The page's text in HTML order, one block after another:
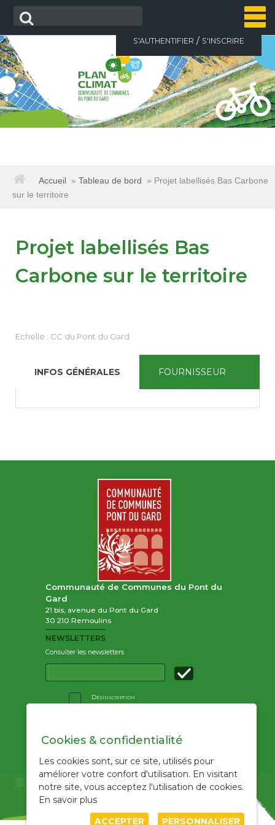
Aller
Recherche
S'AUTHENTIFIER / S'INSCRIRE
LE PLAN CLIMAT ▼
GROUPES DE TRAVAIL
CONTRIBUEZ
Accueil » Tableau de bord » Projet labellisés Bas Carbone
sur le territoire
Projet labellisés Bas
Carbone sur le territoire
Echelle : CC du Pont du Gard
INFOS GÉNÉRALES FOURNISSEUR
Communauté de Communes du Pont du
Gard
21 bis, avenue du Pont du Gard
30 210 Remoulins
NEWSLETTERS
Consulter les newsletters
:
Désinscription
Les actualités / RSS
Le plan climat
Programme d'actions
Tableau de bord
Cookies & confidentialité
Les cookies sont, sur ce site, utilisés pour
améliorer votre confort d'utilisation. En visitant
notre site, vous acceptez l'utilisation de cookies.
En savoir plus
ACCEPTER
PERSONNALISER